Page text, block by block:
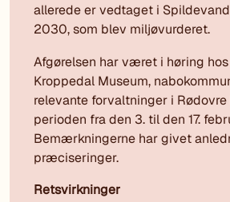
allerede er vedtaget i
2030, som blev miljøvurderet.
Afgørelsen har været i høring hos
Kroppedal Museum,
relevante forvaltninger i Rødovre
perioden fra den 3. til den 17.
Bemærkningerne har givet
præciseringer.
Retsvirkninger